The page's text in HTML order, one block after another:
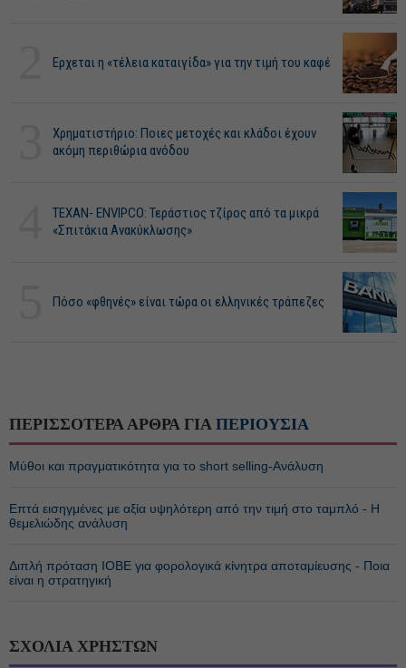
Ερχεται η «τέλεια καταιγίδα» για την τιμή του καφέ
Χρηματιστήριο: Ποιες μετοχές και κλάδοι έχουν
ακόμη περιθώρια ανόδου
ΤΕΧΑΝ- ENVIPCO: Τεράστιος τζίρος από τα μικρά
«Σπιτάκια Ανακύκλωσης»
Πόσο «φθηνές» είναι τώρα οι ελληνικές τράπεζες
ΠΕΡΙΣΣΟΤΕΡΑ ΑΡΘΡΑ ΓΙΑ ΠΕΡΙΟΥΣΙΑ
Μύθοι και πραγματικότητα για το short selling-Ανάλυση
Επτά εισηγμένες με αξία υψηλότερη από την τιμή στο ταμπλό - Η
θεμελιώδης ανάλυση
Διπλή πρόταση ΙΟΒΕ για φορολογικά κίνητρα αποταμίευσης - Ποια
είναι η στρατηγική
ΣΧΟΛΙΑ ΧΡΗΣΤΩΝ